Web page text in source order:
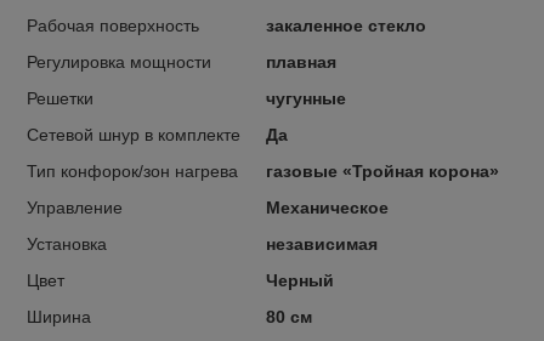
Рабочая поверхность
закаленное стекло
Регулировка мощности
плавная
Решетки
чугунные
Сетевой шнур в комплекте
Да
Тип конфорок/зон нагрева
газовые «Тройная корона»
Управление
Механическое
Установка
независимая
Цвет
Черный
Ширина
80 см